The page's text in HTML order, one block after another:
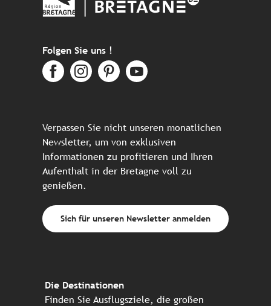
Folgen Sie uns !
Verpassen Sie nicht unseren monatlichen
Newsletter, um von exklusiven
Informationen zu profitieren und Ihren
Aufenthalt in der Bretagne voll zu
genießen.
Sich für unseren Newsletter anmelden
Die Destinationen
Finden Sie Ausflugsziele, die großen